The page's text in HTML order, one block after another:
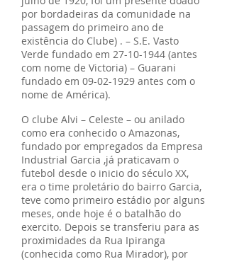
por bordadeiras da comunidade na
passagem do primeiro ano de
existência do Clube) . – S.E. Vasto
Verde fundado em 27-10-1944 (antes
com nome de Victoria) – Guarani
fundado em 09-02-1929 antes com o
nome de América).
O clube Alvi – Celeste – ou anilado
como era conhecido o Amazonas,
fundado por empregados da Empresa
Industrial Garcia ,já praticavam o
futebol desde o inicio do século XX,
era o time proletário do bairro Garcia,
teve como primeiro estádio por alguns
meses, onde hoje é o batalhão do
exercito. Depois se transferiu para as
proximidades da Rua Ipiranga
(conhecida como Rua Mirador), por